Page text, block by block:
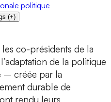
politique
(+)
co-présidents de la
de la politique
– créée par la
durable de
rendu leurs